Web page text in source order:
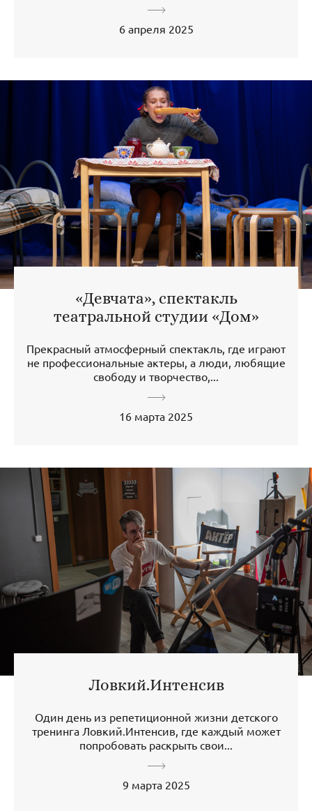
6 апреля 2025
«Девчата», спектакль
театральной студии «Дом»
Прекрасный атмосферный спектакль, где играют
не профессиональные актеры, а люди, любящие
свободу и творчество,...
16 марта 2025
Ловкий.Интенсив
Один день из репетиционной жизни детского
тренинга Ловкий.Интенсив, где каждый может
попробовать раскрыть свои...
9 марта 2025